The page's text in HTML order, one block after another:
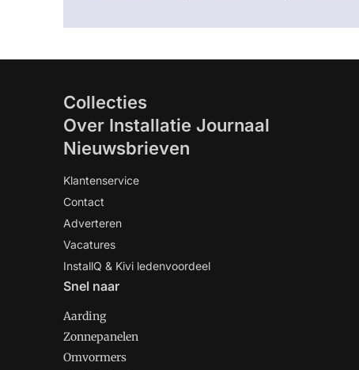
Collecties
Over Installatie Journaal
Nieuwsbrieven
Klantenservice
Contact
Adverteren
Vacatures
InstallQ & Kivi ledenvoordeel
Snel naar
Aarding
Zonnepanelen
Omvormers